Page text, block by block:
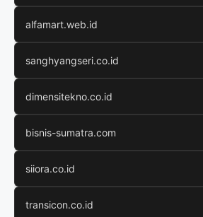
alfamart.web.id
sanghyangseri.co.id
dimensitekno.co.id
bisnis-sumatra.com
siiora.co.id
transicon.co.id